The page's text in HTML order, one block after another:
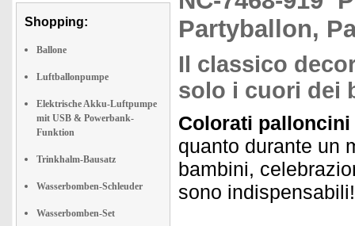
Shopping:
Ballone
Luftballonpumpe
Elektrische Akku-Luftpumpe
mit USB & Powerbank-
Funktion
Trinkhalm-Bausatz
Wasserbomben-Schleuder
Wasserbomben-Set
Partyballon,
Il classico
solo i cuori dei
Colorati
quanto durante un
bambini,
sono indispensabili!